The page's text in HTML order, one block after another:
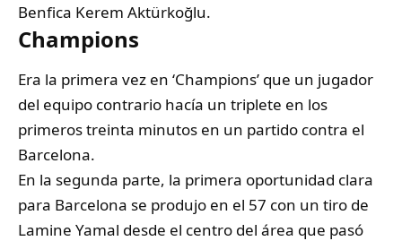
Benfica Kerem Aktürkoğlu.
Champions
Era la primera vez en ‘Champions’ que un jugador
del equipo contrario hacía un triplete en los
primeros treinta minutos en un partido contra el
Barcelona.
En la segunda parte, la primera oportunidad clara
para Barcelona se produjo en el 57 con un tiro de
Lamine Yamal desde el centro del área que pasó